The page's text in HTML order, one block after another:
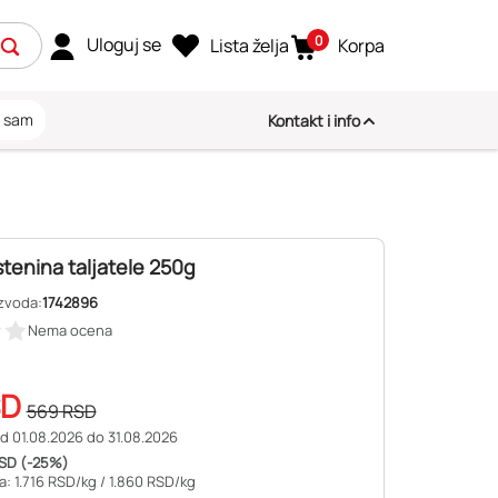
Uloguj se Lista želja 0 Korpa
Kontakt i info
taljatele 250g
1742896
Nema ocena
569RSD
01.08.2026 do 31.08.2026
(-25%)
1.716 RSD/kg / 1.860 RSD/kg